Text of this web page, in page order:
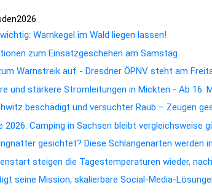
Warnkegel im Wald liegen lassen!
zum Einsatzgeschehen am Samstag
Warnstreik auf - Dresdner ÖPNV steht am
und stärkere Stromleitungen in Mickten - Ab 16.
beschädigt und versuchter Raub – Zeugen
2026: Camping in Sachsen bleibt vergleichsweise
gesichtet? Diese Schlangenarten werden
steigen die Tagestemperaturen wieder,
seine Mission, skalierbare Social-Media-